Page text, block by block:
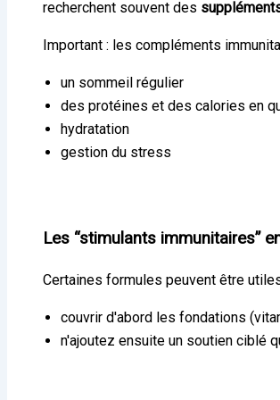
recherchent souvent des
Important : les compléments
un sommeil régulier
des protéines et des calories en
hydratation
gestion du stress
Les “stimulants immunitaires”
Certaines formules peuvent être
couvrir d'abord les fondations
n'ajoutez ensuite un soutien ciblé